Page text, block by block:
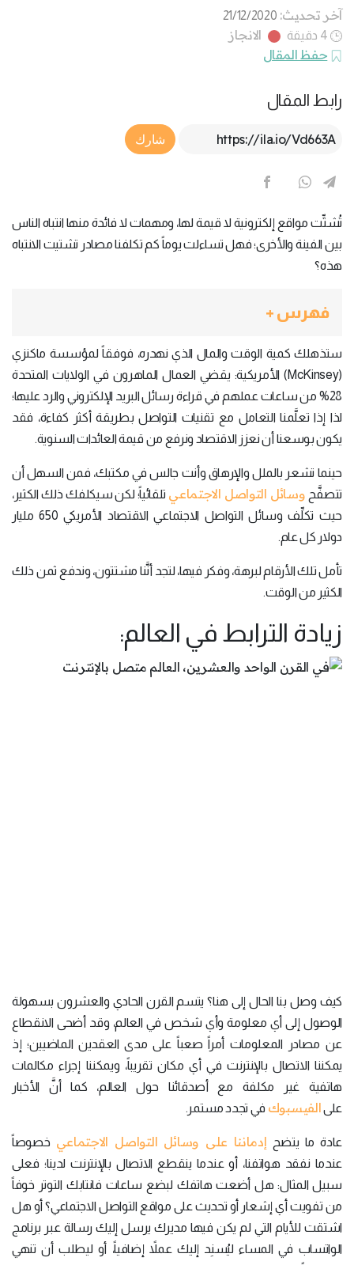
آخر تحديث: 21/12/2020
4 دقيقة
الانجاز
حفظ المقال
رابط المقال
Article Link
شارك
تُشتِّت مواقع إلكترونية لا قيمة لها، ومهمات لا فائدة منها انتباه الناس
بين الفينة والأخرى؛ فهل تساءلت يوماً كم تكلفنا مصادر تشتيت الانتباه
هذه؟
فهرس +
ستذهلك كمية الوقت والمال الذي نهدره، فوفقاً لمؤسسة ماكنزي
(McKinsey) الأمريكية: يقضي العمال الماهرون في الولايات المتحدة
28% من ساعات عملهم في قراءة رسائل البريد الإلكتروني والرد عليها؛
لذا إذا تعلَّمنا التعامل مع تقنيات التواصل بطريقة أكثر كفاءة، فقد
يكون بوسعنا أن نعزز الاقتصاد ونرفع من قيمة العائدات السنوية.
حينما تشعر بالملل والإرهاق وأنت جالس في مكتبك، فمن السهل أن
تتصفَّح وسائل التواصل الاجتماعي تلقائياً؛ لكن سيكلفك ذلك الكثير،
حيث تكلِّف وسائل التواصل الاجتماعي الاقتصاد الأمريكي 650 مليار
دولار كل عام.
تأمل تلك الأرقام لبرهة، وفكر فيها، لتجد أنَّنا مشتتون، وندفع ثمن ذلك
الكثير من الوقت.
زيادة الترابط في العالم:
كيف وصل بنا الحال إلى هنا؟ يتسم القرن الحادي والعشرون بسهولة
الوصول إلى أي معلومة وأي شخص في العالم، وقد أضحى الانقطاع
عن مصادر المعلومات أمراً صعباً على مدى العقدين الماضيين؛ إذ
يمكننا الاتصال بالإنترنت في أي مكان تقريباً، ويمكننا إجراء مكالمات
هاتفية غير مكلفة مع أصدقائنا حول العالم، كما أنَّ الأخبار
علىالفيسبوك في تجدد مستمر.
عادة ما يتضح إدماننا على وسائل التواصل الاجتماعي خصوصاً
عندما نفقد هواتفنا، أو عندما ينقطع الاتصال بالإنترنت لدينا؛ فعلى
سبيل المثال: هل أضعت هاتفك لبضع ساعات فانتابك التوتر خوفاً
من تفويت أي إشعار أو تحديث على مواقع التواصل الاجتماعي؟ أو هل
اشتقت للأيام التي لم يكن فيها مديرك يرسل إليك رسالة عبر برنامج
الواتساب في المساء ليُسنِد إليك عملاً إضافياً، أو ليطلب أن تنهي